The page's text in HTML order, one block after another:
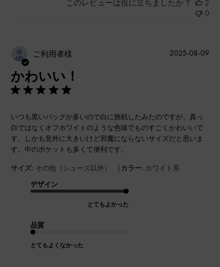
このレビューは役に立ちましたか？
2
0
ご利用者様
かわいい！
いつも黒いバッグが多いので白に挑戦したみたのですが、真っ
白ではなくオフホワイトのような色味でものすごくかわいいで
す。しかも意外に大きいけど邪魔にならないサイズだと思いま
す。中のポケットも多くて便利です。
サイズ: その他（シューズ以外） | カラー: ホワイト系
デザイン
とてもよかった
品質
とてもよくなかった
公
2025-08-09